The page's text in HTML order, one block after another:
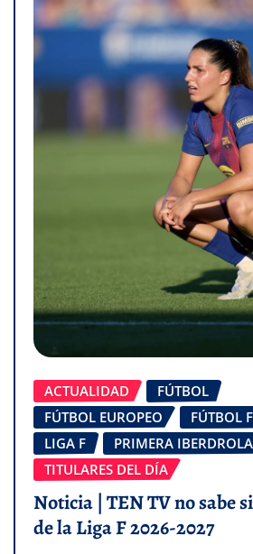
ACTUALIDAD
FÚTBOL
FÚTBOL EUROPEO
FÚTBOL
LIGA F
PRIMERA IBERDROLA
TITULARES DEL DÍA
Noticia | TEN TV no sabe
de la Liga F 2026-2027